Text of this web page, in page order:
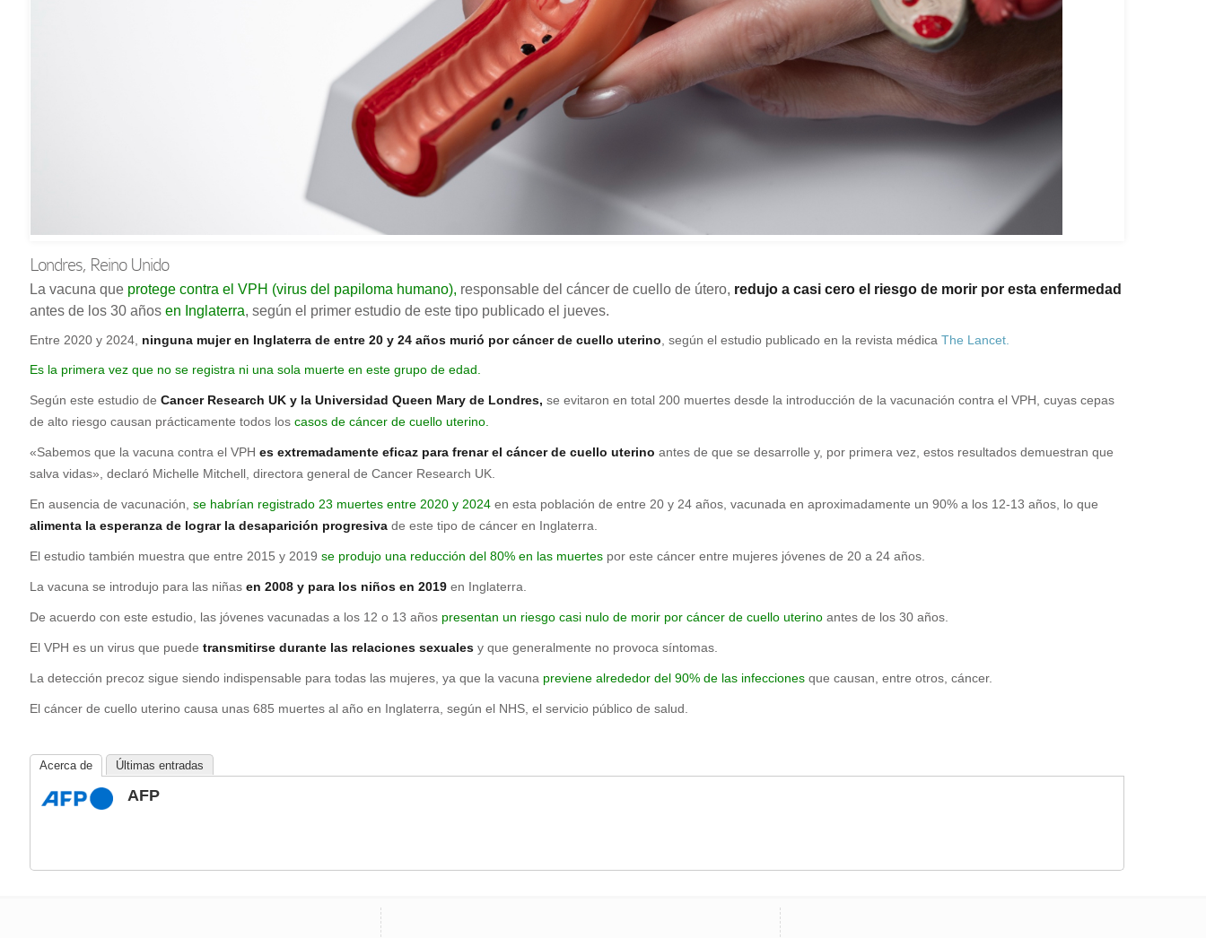
Londres, Reino Unido
La vacuna que protege contra el VPH (virus del papiloma humano), responsable del cáncer de cuello de útero, redujo a casi cero el riesgo de morir por esta enfermedad
antes de los 30 años en Inglaterra, según el primer estudio de este tipo publicado el jueves.
Entre 2020 y 2024, ninguna mujer en Inglaterra de entre 20 y 24 años murió por cáncer de cuello uterino , según el estudio publicado en la revista médica The Lancet.
Es la primera vez que no se registra ni una sola muerte en este grupo de edad.
Según este estudio de Cancer Research UK y la Universidad Queen Mary de Londres, se evitaron en total 200 muertes desde la introducción de la vacunación contra el VPH, cuyas cepas
de alto riesgo causan prácticamente todos los casos de cáncer de cuello uterino.
«Sabemos que la vacuna contra el VPH es extremadamente eficaz para frenar el cáncer de cuello uterino antes de que se desarrolle y, por primera vez, estos resultados demuestran que
salva vidas», declaró Michelle Mitchell, directora general de Cancer Research UK.
En ausencia de vacunación, se habrían registrado 23 muertes entre 2020 y 2024 en esta población de entre 20 y 24 años, vacunada en aproximadamente un 90% a los 12-13 años, lo que
alimenta la esperanza de lograr la desaparición progresiva de este tipo de cáncer en Inglaterra.
El estudio también muestra que entre 2015 y 2019 se produjo una reducción del 80% en las muertes por este cáncer entre mujeres jóvenes de 20 a 24 años.
La vacuna se introdujo para las niñas en 2008 y para los niños en 2019 en Inglaterra.
De acuerdo con este estudio, las jóvenes vacunadas a los 12 o 13 años presentan un riesgo casi nulo de morir por cáncer de cuello uterino antes de los 30 años.
El VPH es un virus que puede transmitirse durante las relaciones sexuales y que generalmente no provoca síntomas.
La detección precoz sigue siendo indispensable para todas las mujeres, ya que la vacuna previene alrededor del 90% de las infecciones que causan, entre otros, cáncer.
El cáncer de cuello uterino causa unas 685 muertes al año en Inglaterra, según el NHS, el servicio público de salud.
Acerca de Últimas entradas
AFP